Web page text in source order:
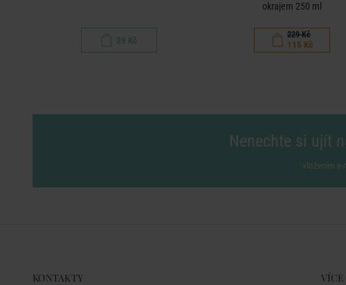
29 Kč
okrajem 250 ml
229 Kč
115 Kč
Nenechte si ujít
vložením
KONTAKTY VÍCE